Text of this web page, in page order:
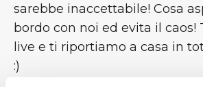
sarebbe inaccettabile! Cosa
bordo con noi ed evita il caos!
live e ti riportiamo a casa in
:)